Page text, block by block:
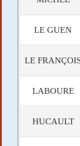
LE GUEN
LE
LABOURE
HUCAULT